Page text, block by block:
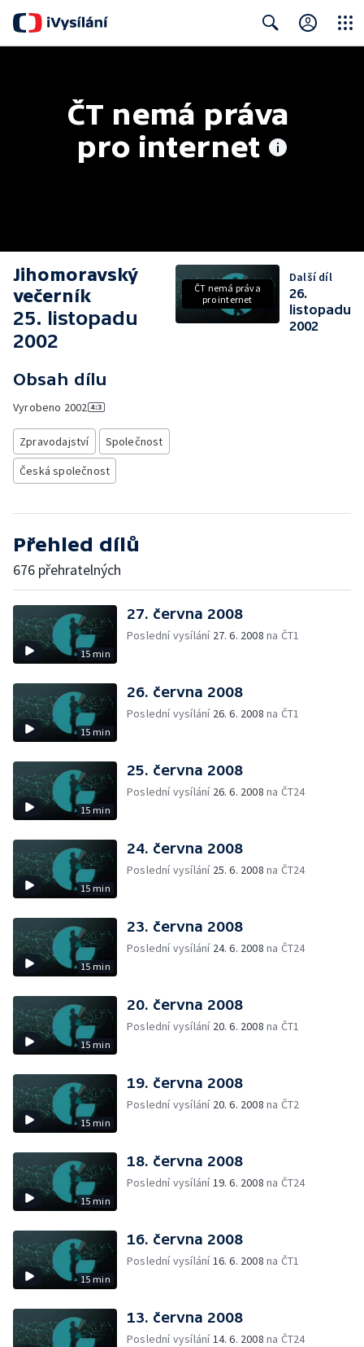
ČT nemá práva
pro internet
Jihomoravský
večerník
25. listopadu
2002
Obsah dílu
Vyrobeno 2002
Zpravodajství
Společnost
Česká společnost
ČT nemá práva
pro internet
Další díl
26.
listopadu
2002
Přehled dílů
676 přehratelných
15 min
27. června 2008
Poslední vysílání 27. 6. 2008 na ČT1
15 min
26. června 2008
Poslední vysílání 26. 6. 2008 na ČT1
15 min
25. června 2008
Poslední vysílání 26. 6. 2008 na ČT24
15 min
24. června 2008
Poslední vysílání 25. 6. 2008 na ČT24
15 min
23. června 2008
Poslední vysílání 24. 6. 2008 na ČT24
15 min
20. června 2008
Poslední vysílání 20. 6. 2008 na ČT1
15 min
19. června 2008
Poslední vysílání 20. 6. 2008 na ČT2
15 min
18. června 2008
Poslední vysílání19. 6. 2008 na ČT24
15 min
16. června 2008
Poslední vysílání16. 6. 2008 na ČT1
13. června 2008
Poslední vysílání14. 6. 2008 na ČT24